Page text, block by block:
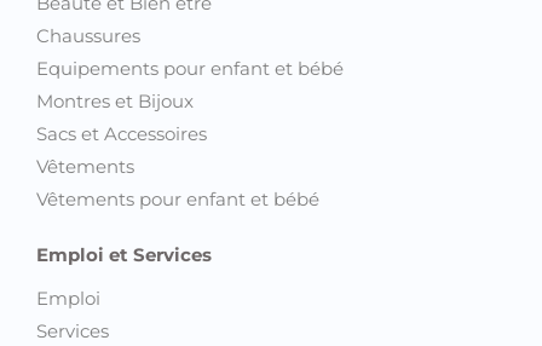
Chaussures
Equipements pour enfant et bébé
Montres et Bijoux
Sacs et Accessoires
Vêtements
Vêtements pour enfant et bébé
Emploi et Services
Emploi
Services